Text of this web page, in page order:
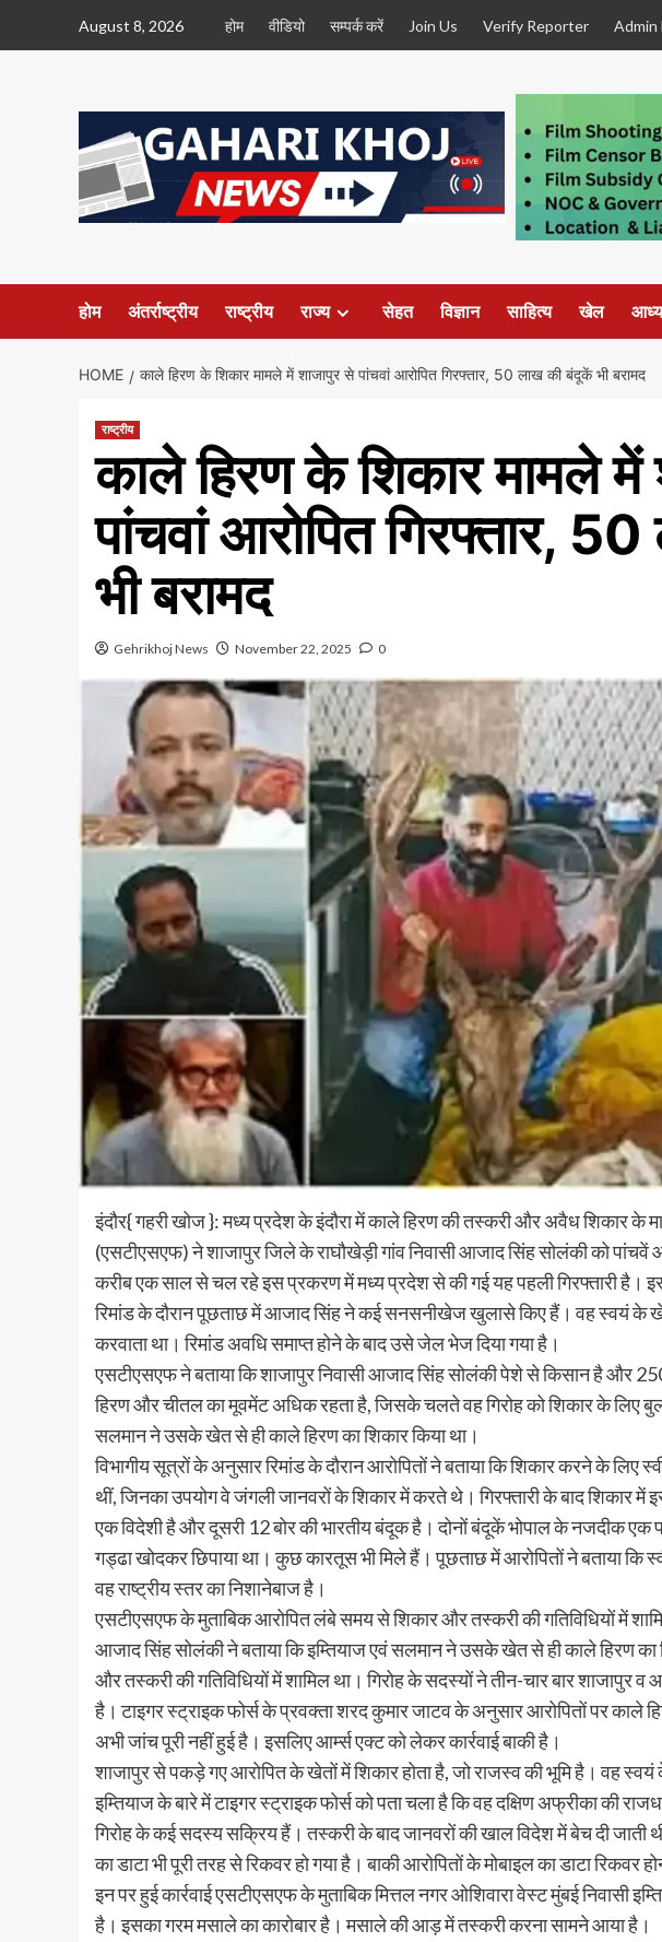
August 8, 2026 होम वीडियो सम्पर्क करें Join Us Verify Reporter Admin
होम अंतर्राष्ट्रीय राष्ट्रीय राज्य सेहत विज्ञान साहित्य खेल
HOME काले हिरण के शिकार मामले में शाजापुर से पांचवां आरोपित गिरफ्तार, 50 लाख की बंदूकें भी बरामद
राष्ट्रीय
काले हिरण के शिकार मामले में
पांचवां आरोपित गिरफ्तार,
भी बरामद
Gehrikhoj News November 22, 2025 0
इंदौर{ गहरी खोज }: मध्य प्रदेश के इंदौरा में काले हिरण की तस्करी और अवैध शिकार के
(एसटीएसएफ) ने शाजापुर जिले के राघौखेड़ी गांव निवासी आजाद सिंह सोलंकी को पांचवें
करीब एक साल से चल रहे इस प्रकरण में मध्य प्रदेश से की गई यह पहली गिरफ्तारी
रिमांड के दाैरान पूछताछ में आजाद सिंह ने कई सनसनीखेज खुलासे किए हैं। वह स्वयं के
करवाता था। रिमांड अवधि समाप्त होने के बाद उसे जेल भेज दिया गया है।
एसटीएसएफ ने बताया कि शाजापुर निवासी आजाद सिंह सोलंकी पेशे से किसान है और
हिरण और चीतल का मूवमेंट अधिक रहता है, जिसके चलते वह गिरोह को शिकार के लिए
सलमान ने उसके खेत से ही काले हिरण का शिकार किया था।
विभागीय सूत्रों के अनुसार रिमांड के दौरान आरोपितों ने बताया कि शिकार करने के
थीं, जिनका उपयोग वे जंगली जानवरों के शिकार में करते थे। गिरफ्तारी के बाद शिकार
एक विदेशी है और दूसरी 12 बोर की भारतीय बंदूक है। दोनों बंदूकें भोपाल के नजदीक एक
गड्ढा खोदकर छिपाया था। कुछ कारतूस भी मिले हैं। पूछताछ में आरोपितों ने बताया कि
वह राष्ट्रीय स्तर का निशानेबाज है।
एसटीएसएफ के मुताबिक आरोपित लंबे समय से शिकार और तस्करी की गतिविधियों में
आजाद सिंह सोलंकी ने बताया कि इम्तियाज एवं सलमान ने उसके खेत से ही काले हिरण
और तस्करी की गतिविधियों में शामिल था। गिरोह के सदस्यों ने तीन-चार बार शाजापुर व
है। टाइगर स्ट्राइक फोर्स के प्रवक्ता शरद कुमार जाटव के अनुसार आरोपितों पर काले
अभी जांच पूरी नहीं हुई है। इसलिए आर्म्स एक्ट को लेकर कार्रवाई बाकी है।
शाजापुर से पकड़े गए आरोपित के खेतों में शिकार होता है, जो राजस्व की भूमि है। वह
इम्तियाज के बारे में टाइगर स्ट्राइक फोर्स को पता चला है कि वह दक्षिण अफ्रीका की
गिरोह के कई सदस्य सक्रिय हैं। तस्करी के बाद जानवरों की खाल विदेश में बेच दी जाती
का डाटा भी पूरी तरह से रिकवर हो गया है। बाकी आरोपितों के मोबाइल का डाटा रिकवर
इन पर हुई कार्रवाई एसटीएसएफ के मुताबिक मित्तल नगर ओशिवारा वेस्ट मुंबई निवासी
है। इसका गरम मसाले का कारोबार है। मसाले की आड़ में तस्करी करना सामने आया है।